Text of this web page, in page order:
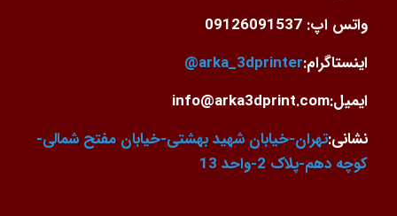
واتس اپ: 09126091537
اینستاگرام:arka_3dprinter@
ایمیل:info@arka3dprint.com
نشانی:تهران-خیابان شهید بهشتی-خیابان مفتح شمالی-
کوچه دهم-پلاک 2-واحد 13